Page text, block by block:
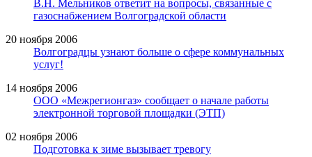
В.Н. Мельников ответит на вопросы, связанные с
газоснабжением Волгоградской области
20 ноября 2006
Волгоградцы узнают больше о сфере коммунальных
услуг!
14 ноября 2006
ООО «Межрегионгаз» сообщает о начале работы
электронной торговой площадки (ЭТП)
02 ноября 2006
Подготовка к зиме вызывает тревогу